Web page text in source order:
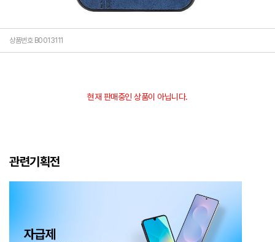
상품번호 B0013111
현재 판매중인 상품이 아닙니다.
관련기획전